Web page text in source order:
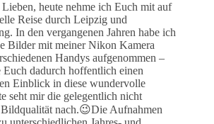
heute nehme ich Euch mit auf
Reise durch Leipzig und
In den vergangenen Jahren habe ich
Bilder mit meiner Nikon Kamera
Handys aufgenommen –
Euch dadurch hoffentlich einen
Einblick in diese wundervolle
seht mir die gelegentlich nicht
nach.😉Die Aufnahmen